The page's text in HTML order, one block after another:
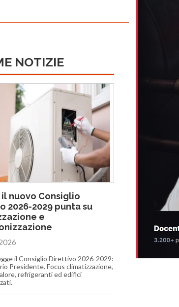
NOTIZIE
il nuovo Consiglio
2026-2029 punta su
e
il Consiglio Direttivo 2026-2029:
Presidente. Focus climatizzazione,
refrigeranti ed edifici